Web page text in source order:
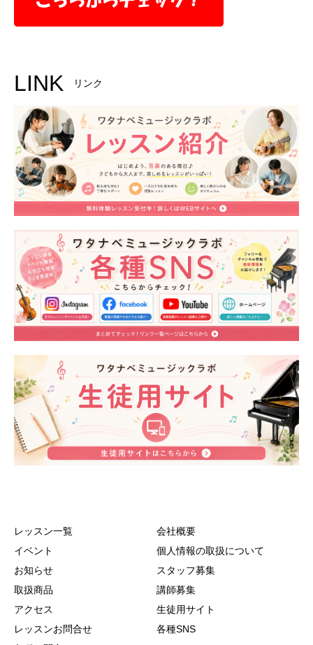
LINK リンク
レッスン一覧
イベント
お知らせ
取扱商品
アクセス
レッスンお問合せ
会社概要
個人情報の取扱について
スタッフ募集
講師募集
生徒用サイト
各種SNS